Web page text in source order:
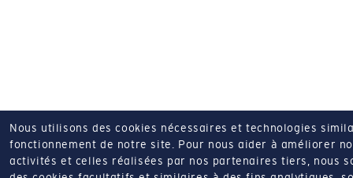
Nous utilisons des cookies nécessaires et technologies
fonctionnement de notre site. Pour nous aider à améliorer
activités et celles réalisées par nos partenaires tiers, nous